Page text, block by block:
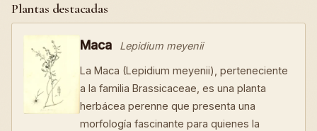
Plantas destacadas
Maca Lepidium meyenii
La Maca (Lepidium meyenii), perteneciente
a la familia Brassicaceae, es una planta
herbácea perenne que presenta una
morfología fascinante para quienes la